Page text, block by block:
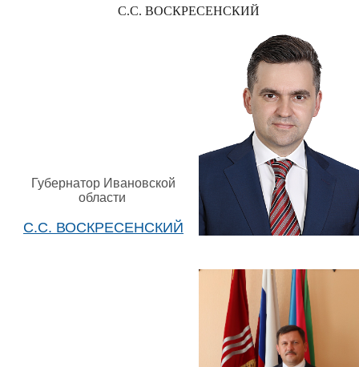
С.С. ВОСКРЕСЕНСКИЙ
Губернатор Ивановской
области
С.С. ВОСКРЕСЕНСКИЙ